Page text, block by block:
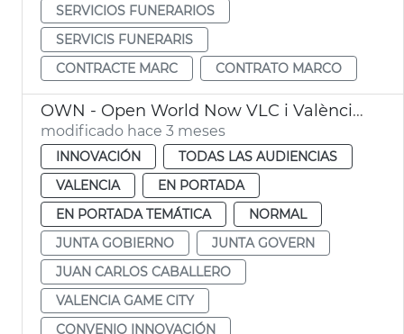
SERVICIOS FUNERARIOS
SERVICIS FUNERARIS
CONTRACTE MARC
CONTRATO MARCO
OWN - Open World Now VLC i València Game City
modificado hace 3 meses
INNOVACIÓN
TODAS LAS AUDIENCIAS
VALENCIA
EN PORTADA
EN PORTADA TEMÁTICA
NORMAL
JUNTA GOBIERNO
JUNTA GOVERN
JUAN CARLOS CABALLERO
VALENCIA GAME CITY
CONVENIO INNOVACIÓN